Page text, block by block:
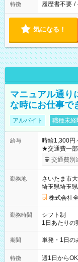
特徴 履歴書不要 /
気になる！
マニュアル通り
な時にお仕事で
アルバイト 職種未経
給与
時給1,300円
★交通費一部支給 時給1,300円～ ※試験・役
※勤務回数
り！】 希望
例】 ・河合
×8時間＝日
円の場合あ
円（役割手当
間】試用期間
交通費別
勤務地
さいたま市
埼玉県埼玉
株式会社
勤務時間
シフト制
1日あたり
間は 試験に
期間 単発・1日の
特徴 週1日から